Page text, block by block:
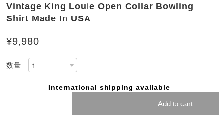
Vintage King Louie Open Collar Bowling
Shirt Made In USA
¥9,980
数量
International shipping available
Add to cart